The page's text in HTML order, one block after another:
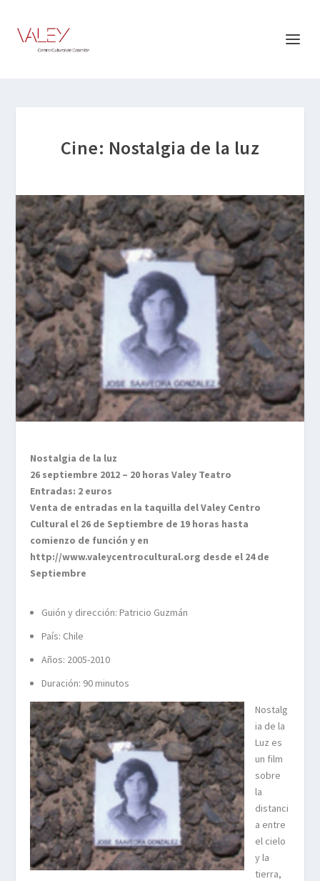
Cine: Nostalgia de la luz
Nostalgia de la luz
26 septiembre 2012 – 20 horas Valey Teatro
Entradas: 2 euros
Venta de entradas en la taquilla del Valey Centro
Cultural el 26 de Septiembre de 19 horas hasta
comienzo de función y en
http://www.valeycentrocultural.org desde el 24 de
Septiembre
Guión y dirección: Patricio Guzmán
País: Chile
Años: 2005-2010
Duración: 90 minutos
Nostalg
ia de la
Luz es
un film
sobre
la
distanci
a entre
el cielo
y la
tierra,